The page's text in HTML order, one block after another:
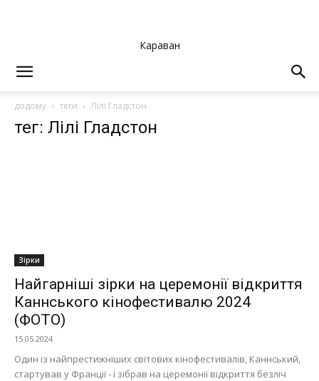
Караван
додому теги Лілі Гладстон
тег: Лілі Гладстон
Зірки
Найгарніші зірки на церемонії відкриття
Каннського кінофестивалю 2024
(ФОТО)
15.05.2024
Один із найпрестижніших світових кінофестивалів, Каннський,
стартував у Франції - і зібрав на церемонії відкриття безліч